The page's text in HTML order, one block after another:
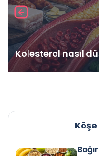
Kolesterol nasıl